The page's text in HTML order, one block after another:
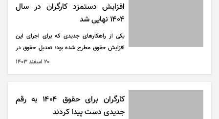
افزایش دستمزد کارگران در سال
۱۴۰۴ نهایی شد
یکی از راهکار‌های جدیدی که برای اجرای این
افزایش حقوق مطرح شده بود؛ تعدیل حقوق در
دو نوبت سالانه، هر شش ماه یک‌بار است.
مرحله و شش ماهه اول و دوم سال انجام شود.»
۲۰ اسفند ۱۴۰۳
کارگران برای حقوق ۱۴۰۴ به رقم
جدیدی دست پیدا کردند